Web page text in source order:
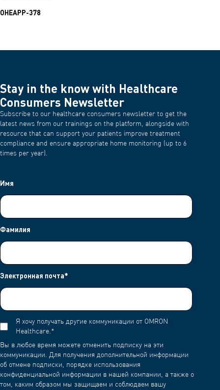
OHEAPP-378
Stay in the know with Healthcare
Consumers Newsletter
Subscribe to our healthcare consumers newsletter to get the
latest news from our trainings on the platform, alongside with
resource that can support your patients improve treatment
compliance and ensure appropriate home monitoring (up to 6
times per year).
Имя
Фамилия
Электронная почта*
Я хочу получать другие коммуникации от OMRON
Healthcare. *
Вы в любое время можете отменить подписку на эти
коммуникации. Для получения дополнительной информации
об отмене подписки, порядке использования
конфиденциальной информации в нашей компании, а также о
том, каким образом мы защищаем и соблюдаем вашу